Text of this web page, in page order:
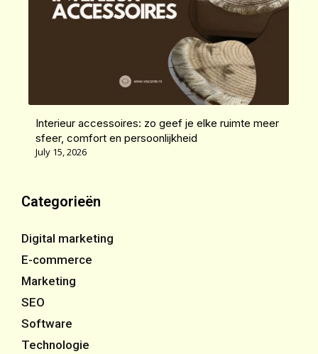
Interieur accessoires: zo geef je elke ruimte meer
sfeer, comfort en persoonlijkheid
July 15, 2026
Categorieën
Digital marketing
E-commerce
Marketing
SEO
Software
Technologie